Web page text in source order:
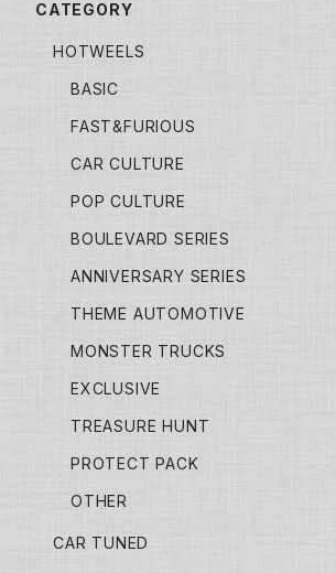
CATEGORY
HOTWEELS
BASIC
FAST&FURIOUS
CAR CULTURE
POP CULTURE
BOULEVARD SERIES
ANNIVERSARY SERIES
THEME AUTOMOTIVE
MONSTER TRUCKS
EXCLUSIVE
TREASURE HUNT
PROTECT PACK
OTHER
CAR TUNED